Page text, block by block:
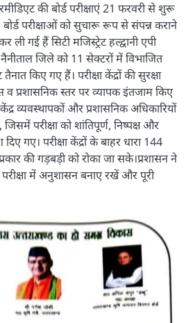
की बोर्ड परीक्षाएं 21 फरवरी से शुरू
परीक्षाओं को सुचारू रूप से संपन्न कराने
ली गई हैं सिटी मजिस्ट्रेट हल्द्वानी एपी
जिले को 11 सेक्टरों में विभाजित
किए गए हैं। परीक्षा केंद्रों की सुरक्षा
प्रशासनिक स्तर पर व्यापक इंतजाम किए
व्यवस्थापकों और प्रशासनिक अधिकारियों
परीक्षा को शांतिपूर्ण, निष्पक्ष और
गए। परीक्षा केंद्रों के बाहर धारा 144
की गड़बड़ी को रोका जा सके।प्रशासन ने
में अनुशासन बनाए रखें और पूरी